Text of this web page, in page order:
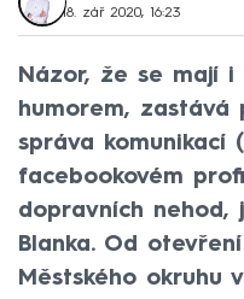
18. zář 2020, 16:23
Názor, že se mají
humorem, zastává
správa komunikací
facebookovém
dopravních nehod,
Blanka. Od
Městského okruhu